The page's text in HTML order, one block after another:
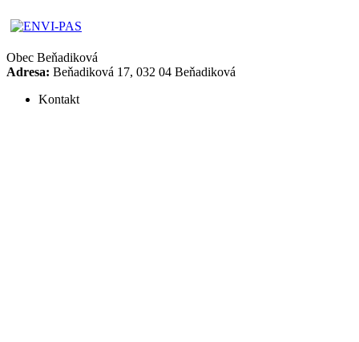
Obec Beňadiková
Adresa: Beňadiková 17, 032 04 Beňadiková
Kontakt